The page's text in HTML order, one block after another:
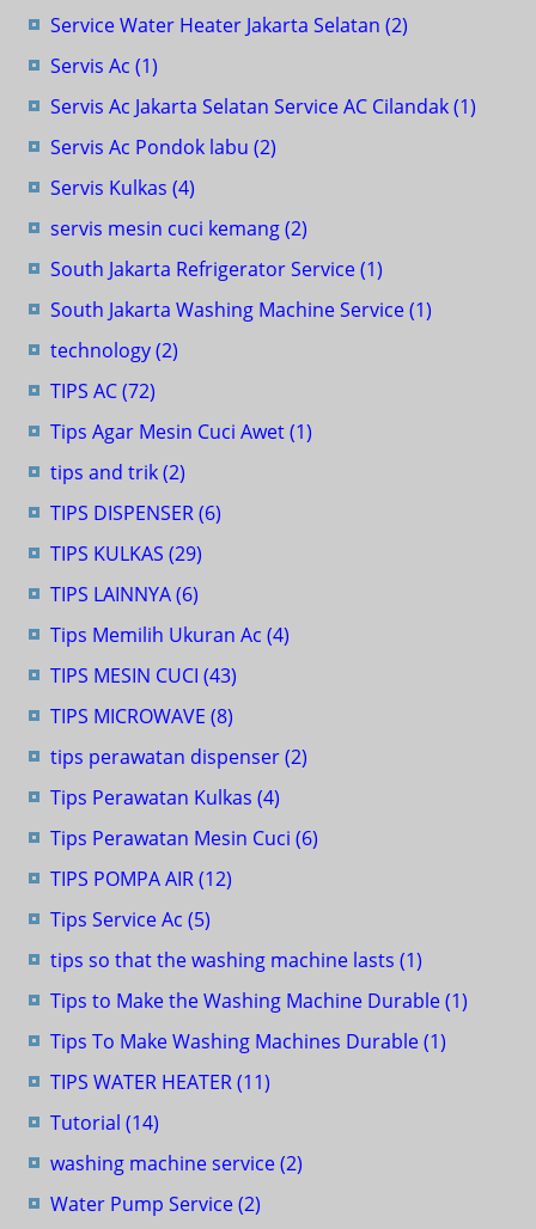
Service Water Heater Jakarta Selatan (2)
Servis Ac (1)
Servis Ac Jakarta Selatan Service AC Cilandak(1)
Servis Ac Pondok labu (2)
Servis Kulkas (4)
servis mesin cuci kemang(2)
South Jakarta Refrigerator Service(1)
South Jakarta Washing Machine Service(1)
technology(2)
TIPS AC(72)
Tips Agar Mesin Cuci Awet(1)
tips and trik(2)
TIPS DISPENSER(6)
TIPS KULKAS (29)
TIPS LAINNYA(6)
Tips Memilih Ukuran Ac (4)
TIPS MESIN CUCI (43)
TIPS MICROWAVE (8)
tips perawatan dispenser(2)
Tips Perawatan Kulkas (4)
Tips Perawatan Mesin Cuci (6)
TIPS POMPA AIR(12)
Tips Service Ac (5)
tips so that the washing machine lasts (1)
Tips to Make the Washing Machine Durable(1)
Tips To Make Washing Machines Durable(1)
TIPS WATER HEATER(11)
Tutorial (14)
washing machine service(2)
Water Pump Service(2)